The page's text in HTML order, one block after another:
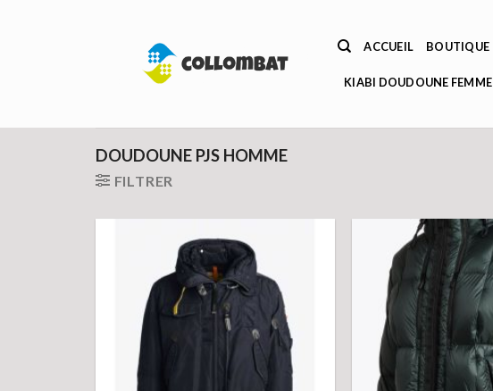
ACCUEIL BOUTIQUE
KIABI DOUDOUNE FEMME
DOUDOUNE PJS HOMME
FILTRER